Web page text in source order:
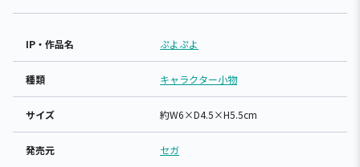
IP・作品名 ぷよぷよ
種類 キャラクター小物
サイズ 約W6×D4.5×H5.5cm
発売元 セガ